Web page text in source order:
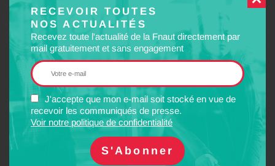
RECEVOIR TOUTES
NOS ACTUALITÉS
Recevez toute l'actualité de la Fnaut directement par
mail gratuitement et sans engagement
J'accepte que mon e-mail soit stocké en vue de
recevoir les communiqués de presse.
Voir notre politique de confidentialité
16 avril
Marc Debrincat participe à la téléréunion de l’Autorité de la
Qualité de Service dans les Transports (AQST).
–Contacts presse
PARTAGER